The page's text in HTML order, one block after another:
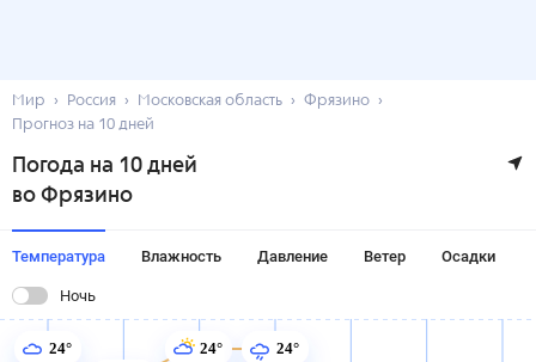
Мир Россия Московская область
Фрязино
Прогноз на 10 дней
Погода на 10 дней
во Фрязино
Температура Влажность Давление Ветер Осадки
Ночь
24°
24° 24°